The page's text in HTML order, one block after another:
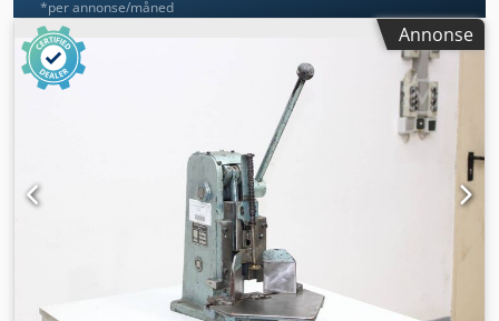
*per annonse/måned
Annonse